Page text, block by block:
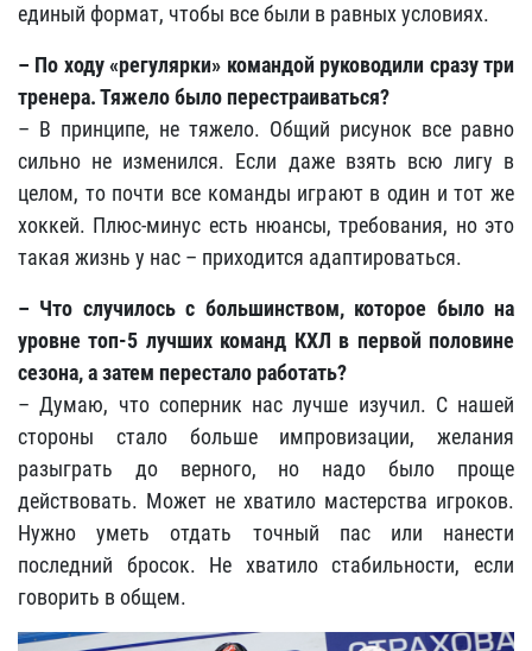
единый формат, чтобы все были в равных условиях.
– По ходу «регулярки» командой руководили сразу три
тренера. Тяжело было перестраиваться?
– В принципе, не тяжело. Общий рисунок все равно
сильно не изменился. Если даже взять всю лигу в
целом, то почти все команды играют в один и тот же
хоккей. Плюс-минус есть нюансы, требования, но это
такая жизнь у нас – приходится адаптироваться.
– Что случилось с большинством, которое было на
уровне топ-5 лучших команд КХЛ в первой половине
сезона, а затем перестало работать?
– Думаю, что соперник нас лучше изучил. С нашей
стороны стало больше импровизации, желания
разыграть до верного, но надо было проще
действовать. Может не хватило мастерства игроков.
Нужно уметь отдать точный пас или нанести
последний бросок. Не хватило стабильности, если
говорить в общем.